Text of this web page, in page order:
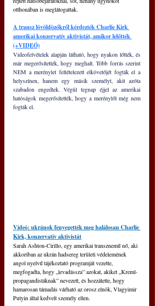
otthonában is meglátogattak.
A transz lövöldözőkről kérdezték Charlie Kirk
amerikai konzervatív aktivistát, amikor lelőtték
(+VIDEÓ)
Videofelvételek alapján látható, hogy nyakon lőtték, és
már megerősítették, hogy meghalt. Több forrás szerint
NEM a merénylet feltételezett elkövetőjét fogták el a
helyszínen, hanem egy másik személyt, akit azóta
szabadon engedtek. Végül tegnap éjjel az amerikai
hatóságok megerősítették, hogy a merénylőt még nem
fogták el.
Videó: ukránok fenyegették meg halálosan Charlie
Kirk, konzervatív aktivistát
Sarah Ashton-Cirillo, egy amerikai transznemű nő, aki
akkoriban az ukrán hadsereg területi védelemének
angol nyelvű tájékoztató programját vezette,
megfogadta, hogy „levadássza” azokat, akiket „Kreml-
propagandistáknak” nevezett, és hozzátette, hogy
hamarosan támadás várható az orosz elnök, Vlagyimir
Putyin által kedvelt személy ellen.